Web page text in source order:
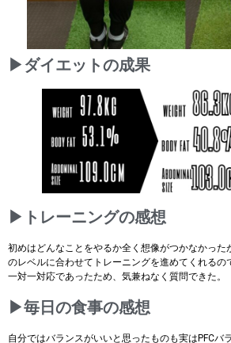
▶ダイエットの成果
▶トレーニングの感想
初めはどんなことをやるか全く想像がつかなかった
のレベルに合わせてトレーニングを進めてくれるの
一対一対応であったため、気兼ねなく質問できた。
▶毎日の食事の感想
自分ではバランスがいいと思ったものも実はPFCバ